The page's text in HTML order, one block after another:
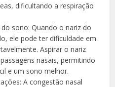
dificultando a respiração
sono: Quando o nariz do
ele pode ter dificuldade em
Aspirar o nariz
nasais, permitindo
e um sono melhor.
A congestão nasal